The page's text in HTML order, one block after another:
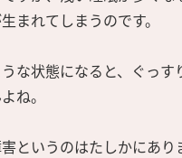
まれてしまうのです。
な状態になると、ぐっす
ね。
というのはたしかにあり